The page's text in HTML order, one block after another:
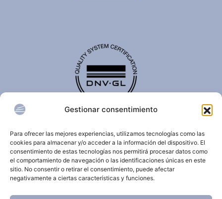
Gestionar consentimiento
Para ofrecer las mejores experiencias, utilizamos tecnologías como las
cookies para almacenar y/o acceder a la información del dispositivo. El
consentimiento de estas tecnologías nos permitirá procesar datos como
el comportamiento de navegación o las identificaciones únicas en este
sitio. No consentir o retirar el consentimiento, puede afectar
negativamente a ciertas características y funciones.
internacionalmente y confirma que una organización
cumple con estándares de calidad, seguridad,
sostenibilidad y/o gestión.